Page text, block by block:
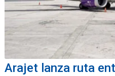
Arajet lanza ruta